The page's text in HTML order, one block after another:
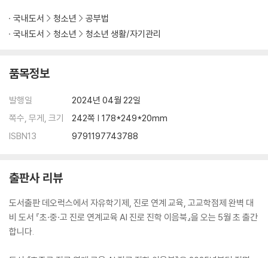
국내도서 청소년
공부법
국내도서
청소년 청소년 생활/자기관리
품목정보
발행일
2024년 04월 22일
쪽수, 무게, 크기
242쪽 | 178*249*20mm
ISBN13
9791197743788
출판사 리뷰
도서출판 데오럭스에서 자유학기제, 진로 연계 교육, 고교학점제 완벽 대
비 도서 『초·중·고 진로 연계교육 AI 진로 진학 이음북』을 오는 5월 초 출간
합니다.